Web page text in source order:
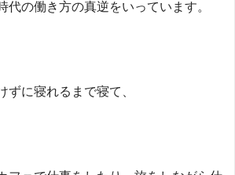
代の働き方の真逆をいっています。
ずに寝れるまで寝て、